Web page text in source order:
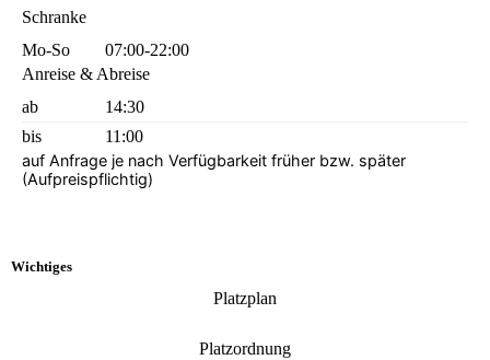
Wichtiges
Platzplan
Platzordnung
Schranke
Mo-So
07:00-22:00
Anreise & Abreise
ab
14:30
bis
11:00
auf Anfrage je nach Verfügbarkeit früher bzw. später
(Aufpreispflichtig)